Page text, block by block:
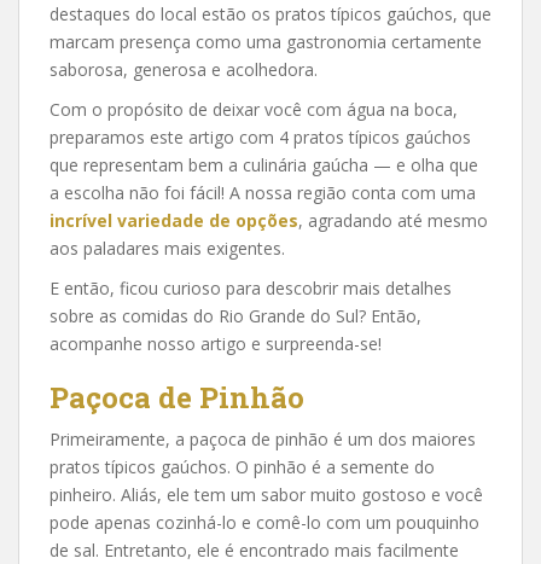
destaques do local estão os pratos típicos gaúchos, que
marcam presença como uma gastronomia certamente
saborosa, generosa e acolhedora.
Com o propósito de deixar você com água na boca,
preparamos este artigo com 4 pratos típicos gaúchos
que representam bem a culinária gaúcha — e olha que
a escolha não foi fácil! A nossa região conta com uma
incrível variedade de opções, agradando até mesmo
aos paladares mais exigentes.
E então, ficou curioso para descobrir mais detalhes
sobre as comidas do Rio Grande do Sul? Então,
acompanhe nosso artigo e surpreenda-se!
Paçoca de Pinhão
Primeiramente, a paçoca de pinhão é um dos maiores
pratos típicos gaúchos. O pinhão é a semente do
pinheiro. Aliás, ele tem um sabor muito gostoso e você
pode apenas cozinhá-lo e comê-lo com um pouquinho
de sal. Entretanto, ele é encontrado mais facilmente